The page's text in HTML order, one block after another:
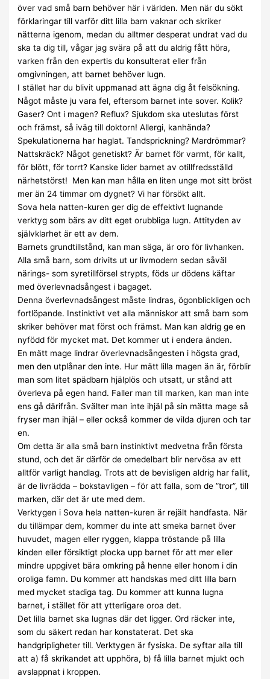
över vad små barn behöver här i världen. Men när du sökt
förklaringar till varför ditt lilla barn vaknar och skriker
nätterna igenom, medan du alltmer desperat undrat vad du
ska ta dig till, vågar jag svära på att du aldrig fått höra,
varken från den expertis du konsulterat eller från
omgivningen, att barnet behöver lugn.
I stället har du blivit uppmanad att ägna dig åt felsökning.
Något måste ju vara fel, eftersom barnet inte sover. Kolik?
Gaser? Ont i magen? Reflux? Sjukdom ska uteslutas först
och främst, så iväg till doktorn! Allergi, kanhända?
Spekulationerna har haglat. Tandsprickning? Mardrömmar?
Nattskräck? Något genetiskt? Är barnet för varmt, för kallt,
för blött, för torrt? Kanske lider barnet av otillfredsställd
närhetstörst! Men kan man hålla en liten unge mot sitt bröst
mer än 24 timmar om dygnet? Vi har försökt allt.
Sova hela natten-kuren ger dig de effektivt lugnande
verktyg som bärs av ditt eget orubbliga lugn. Attityden av
självklarhet är ett av dem.
Barnets grundtillstånd, kan man säga, är oro för livhanken.
Alla små barn, som drivits ut ur livmodern sedan såväl
närings- som syretillförsel strypts, föds ur dödens käftar
med överlevnadsångest i bagaget.
Denna överlevnadsångest måste lindras, ögonblickligen och
fortlöpande. Instinktivt vet alla människor att små barn som
skriker behöver mat först och främst. Man kan aldrig ge en
nyfödd för mycket mat. Det kommer ut i endera änden.
En mätt mage lindrar överlevnadsångesten i högsta grad,
men den utplånar den inte. Hur mätt lilla magen än är, förblir
man som litet spädbarn hjälplös och utsatt, ur stånd att
överleva på egen hand. Faller man till marken, kan man inte
ens gå därifrån. Svälter man inte ihjäl på sin mätta mage så
fryser man ihjäl – eller också kommer de vilda djuren och tar
en.
Om detta är alla små barn instinktivt medvetna från första
stund, och det är därför de omedelbart blir nervösa av ett
alltför varligt handlag. Trots att de bevisligen aldrig har fallit,
är de livrädda – bokstavligen – för att falla, som de ”tror”, till
marken, där det är ute med dem.
Verktygen i Sova hela natten-kuren är rejält handfasta. När
du tillämpar dem, kommer du inte att smeka barnet över
huvudet, magen eller ryggen, klappa tröstande på lilla
kinden eller försiktigt plocka upp barnet för att mer eller
mindre uppgivet bära omkring på henne eller honom i din
oroliga famn. Du kommer att handskas med ditt lilla barn
med mycket stadiga tag. Du kommer att kunna lugna
barnet, i stället för att ytterligare oroa det.
Det lilla barnet ska lugnas där det ligger. Ord räcker inte,
som du säkert redan har konstaterat. Det ska
handgripligheter till. Verktygen är fysiska. De syftar alla till
att a) få skrikandet att upphöra, b) få lilla barnet mjukt och
avslappnat i kroppen.